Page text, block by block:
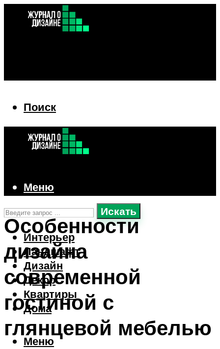
Поиск
Искать
Интерьер
Ландшафт
Дизайн
Декор
Квартиры
Дома
Меню
Меню
Особенности
дизайна
современной
гостиной с
глянцевой мебелью